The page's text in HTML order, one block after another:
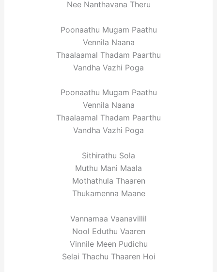
Nee Nanthavana Theru
Poonaathu Mugam Paathu
Vennila Naana
Thaalaamal Thadam Paarthu
Vandha Vazhi Poga
Poonaathu Mugam Paathu
Vennila Naana
Thaalaamal Thadam Paarthu
Vandha Vazhi Poga
Sithirathu Sola
Muthu Mani Maala
Mothathula Thaaren
Thukamenna Maane
Vannamaa Vaanavillil
Nool Eduthu Vaaren
Vinnile Meen Pudichu
Selai Thachu Thaaren Hoi